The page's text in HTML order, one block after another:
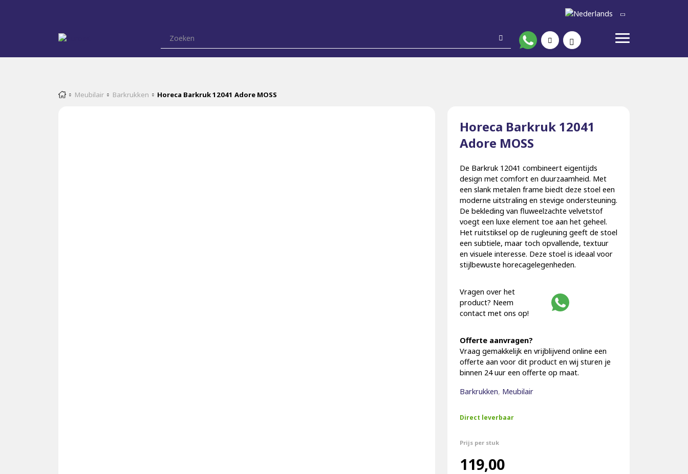
Meubilair Barkrukken Horeca Barkruk 12041 Adore MOSS
Horeca Barkruk 12041
Adore MOSS
Prijs per stuk
119,00
De Barkruk 12041 combineert eigentijds
design met comfort en duurzaamheid. Met
een slank metalen frame biedt deze stoel een
moderne uitstraling en stevige ondersteuning.
De bekleding van fluweelzachte velvetstof
voegt een luxe element toe aan het geheel.
Het ruitstiksel op de rugleuning geeft de stoel
een subtiele, maar toch opvallende, textuur
en visuele interesse. Deze stoel is ideaal voor
stijlbewuste horecagelegenheden.
Vragen over het
product? Neem
contact met ons op!
Offerte aanvragen?
Vraag gemakkelijk en vrijblijvend online een
offerte aan voor dit product en wij sturen je
binnen 24 uur een offerte op maat.
Direct leverbaar
Barkrukken, Meubilair